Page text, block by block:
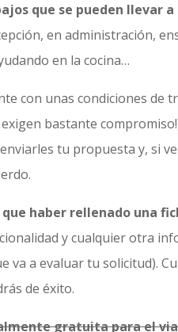
que se pueden llevar a
en administración,
en la cocina…
con unas condiciones de
bastante
tu propuesta y, si
haber rellenado una
y cualquier otra
va a evaluar tu solicitud).
de éxito.
gratuita para el